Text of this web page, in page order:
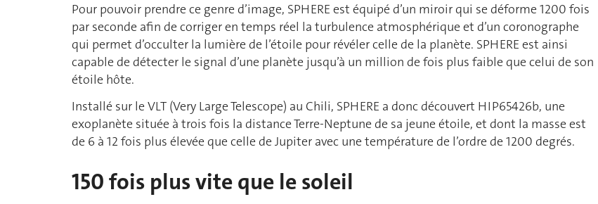
Pour pouvoir prendre ce genre d’image, SPHERE est équipé d’un miroir qui se déforme 1200 fois
par seconde afin de corriger en temps réel la turbulence atmosphérique et d’un coronographe
qui permet d’occulter la lumière de l’étoile pour révéler celle de la planète. SPHERE est ainsi
capable de détecter le signal d’une planète jusqu’à un million de fois plus faible que celui de son
étoile hôte.
Installé sur le VLT (Very Large Telescope) au Chili, SPHERE a donc découvert HIP65426b, une
exoplanète située à trois fois la distance Terre-Neptune de sa jeune étoile, et dont la masse est
de 6 à 12 fois plus élevée que celle de Jupiter avec une température de l’ordre de 1200 degrés.
150 fois plus vite que le soleil